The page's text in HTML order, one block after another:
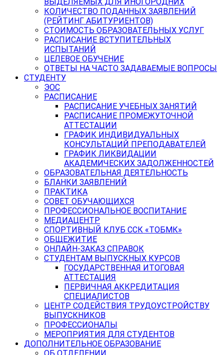
КОЛИЧЕСТВО ПОДАННЫХ ЗАЯВЛЕНИЙ
(РЕЙТИНГ АБИТУРИЕНТОВ)
СТОИМОСТЬ ОБРАЗОВАТЕЛЬНЫХ УСЛУГ
РАСПИСАНИЕ ВСТУПИТЕЛЬНЫХ
ИСПЫТАНИЙ
ЦЕЛЕВОЕ ОБУЧЕНИЕ
ОТВЕТЫ НА ЧАСТО ЗАДАВАЕМЫЕ ВОПРОСЫ
СТУДЕНТУ
ЭОС
РАСПИСАНИЕ
РАСПИСАНИЕ УЧЕБНЫХ ЗАНЯТИЙ
РАСПИСАНИЕ ПРОМЕЖУТОЧНОЙ
АТТЕСТАЦИИ
ГРАФИК ИНДИВИДУАЛЬНЫХ
КОНСУЛЬТАЦИЙ ПРЕПОДАВАТЕЛЕЙ
ГРАФИК ЛИКВИДАЦИИ
АКАДЕМИЧЕСКИХ ЗАДОЛЖЕННОСТЕЙ
ОБРАЗОВАТЕЛЬНАЯ ДЕЯТЕЛЬНОСТЬ
БЛАНКИ ЗАЯВЛЕНИЙ
ПРАКТИКА
СОВЕТ ОБУЧАЮЩИХСЯ
ПРОФЕССИОНАЛЬНОЕ ВОСПИТАНИЕ
МЕДИАЦЕНТР
СПОРТИВНЫЙ КЛУБ ССК «ТОБМК»
ОБЩЕЖИТИЕ
ОНЛАЙН-ЗАКАЗ СПРАВОК
СТУДЕНТАМ ВЫПУСКНЫХ КУРСОВ
ГОСУДАРСТВЕННАЯ ИТОГОВАЯ
АТТЕСТАЦИЯ
ПЕРВИЧНАЯ АККРЕДИТАЦИЯ
СПЕЦИАЛИСТОВ
ЦЕНТР СОДЕЙСТВИЯ ТРУДОУСТРОЙСТВУ
ВЫПУСКНИКОВ
ПРОФЕССИОНАЛЫ
МЕРОПРИЯТИЯ ДЛЯ СТУДЕНТОВ
ДОПОЛНИТЕЛЬНОЕ ОБРАЗОВАНИЕ